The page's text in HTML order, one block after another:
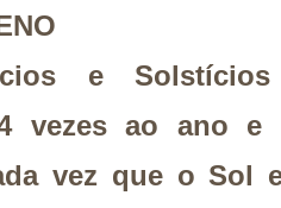
e
vezes ao ano
vez que o Sol